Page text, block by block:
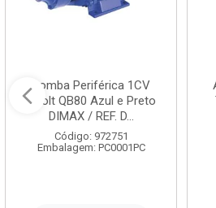
Bomba Periférica 1CV
Bivolt QB80 Azul e Preto
DIMAX / REF. D...
Código: 972751
Embalagem: PC0001PC